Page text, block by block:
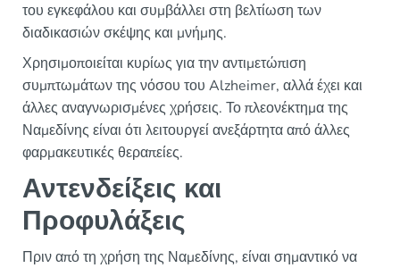
του εγκεφάλου και συμβάλλει στη βελτίωση των
διαδικασιών σκέψης και μνήμης.
Χρησιμοποιείται κυρίως για την αντιμετώπιση
συμπτωμάτων της νόσου του Alzheimer, αλλά έχει και
άλλες αναγνωρισμένες χρήσεις. Το πλεονέκτημα της
Ναμεδίνης είναι ότι λειτουργεί ανεξάρτητα από άλλες
φαρμακευτικές θεραπείες.
Αντενδείξεις και
Προφυλάξεις
Πριν από τη χρήση της Ναμεδίνης, είναι σημαντικό να